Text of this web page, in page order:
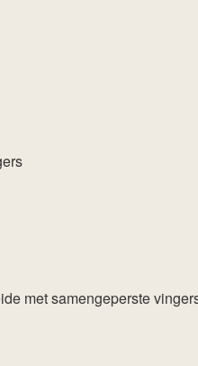
met samengeperste vingers